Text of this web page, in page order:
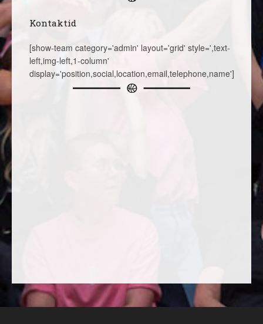
Kontaktid
[show-team category='admin' layout='grid' style=',text-
left,img-left,1-column'
display='position,social,location,email,telephone,name']